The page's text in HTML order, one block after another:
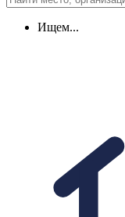
Ищем...